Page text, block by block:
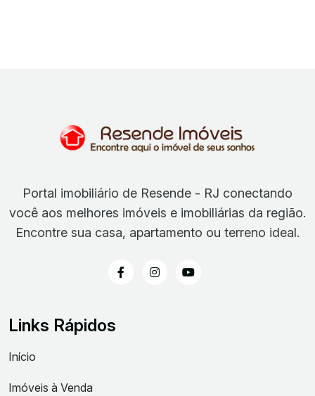
Portal imobiliário de Resende - RJ conectando
você aos melhores imóveis e imobiliárias da região.
Encontre sua casa, apartamento ou terreno ideal.
Links Rápidos
Início
Imóveis à Venda